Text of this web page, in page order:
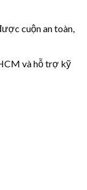
cuộn an toàn,
và hỗ trợ kỹ